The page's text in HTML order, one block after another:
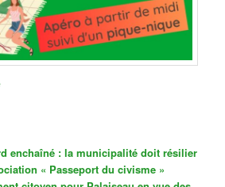
enchaîné : la municipalité doit résilier
« Passeport du civisme »